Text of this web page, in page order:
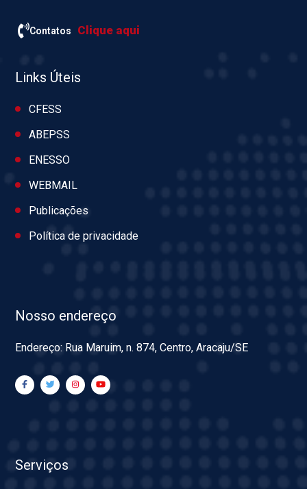
Contatos Clique aqui
Links Úteis
CFESS
ABEPSS
ENESSO
WEBMAIL
Publicações
Política de privacidade
Nosso endereço
Endereço: Rua Maruim, n. 874, Centro, Aracaju/SE
Serviços